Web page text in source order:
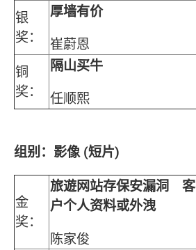
银
奖：
厚墙有价
崔蔚恩
铜
奖：
隔山买牛
任顺熙
组别：影像 (短片)
金
奖：
旅遊网站存保安漏洞 客
户个人资料或外洩
陈家俊